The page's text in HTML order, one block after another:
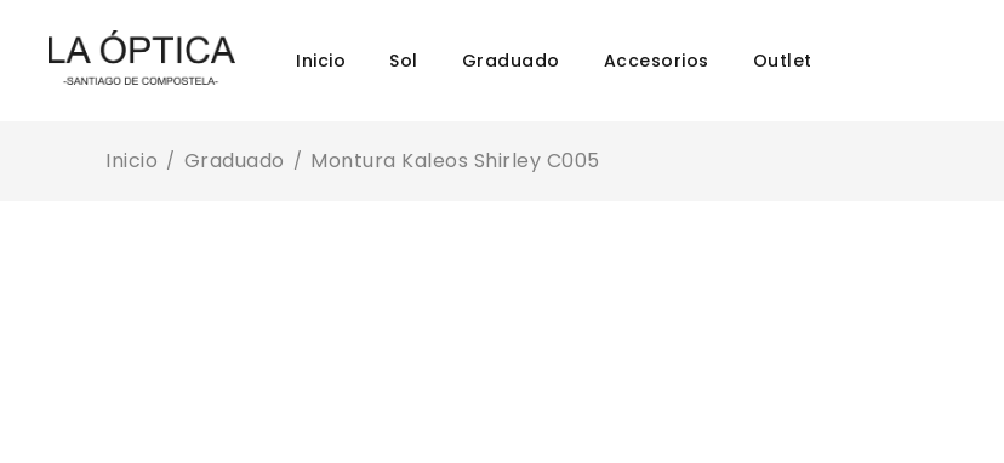
Inicio Sol Graduado Accesorios Outlet
Inicio / Graduado / Montura Kaleos Shirley C005